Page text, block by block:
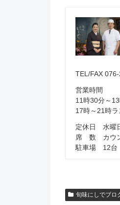
TEL/FAX
営業時間
11時30分～
17時～21時
定休日 水曜
席 数 カウン
駐車場 12台
旬味にしでブロ